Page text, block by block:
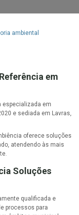
em
especializada em
e sediada em Lavras,
oferece soluções
atendendo às mais
Soluções
qualificada e
processos para